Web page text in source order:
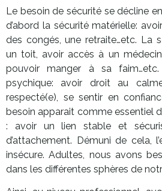
Le besoin de sécurité se décline
d’abord la sécurité matérielle:
des congés, une retraite…etc. La
un toit, avoir accès à un
pouvoir manger à sa
psychique: avoir droit au
respecté(e), se sentir en
besoin apparait comme essentiel
: avoir un lien stable et
d’attachement. Démuni de cela,
insécure. Adultes, nous avons
dans les différentes sphères de